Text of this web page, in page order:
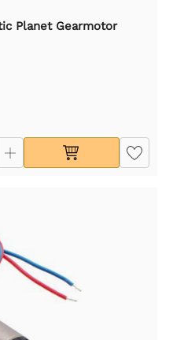
Planet Gearmotor